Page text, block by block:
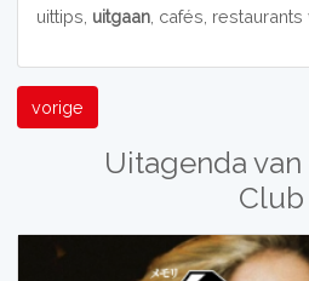
uittips, uitgaan, cafés, restaurants
vorige
Uitagenda van
Club